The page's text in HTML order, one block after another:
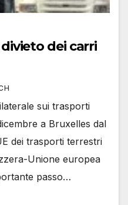
dei carri
sui trasporti
a Bruxelles dal
dei trasporti terrestri
Unione europea
passo…